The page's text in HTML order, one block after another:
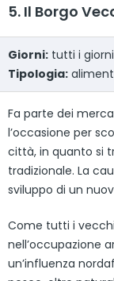
5. Il Borgo
Giorni: tutti i
Tipologia:
Fa parte dei
l’occasione per
città, in quanto si
tradizionale. La
sviluppo di un
Come tutti i
nell’occupazione
un’influenza